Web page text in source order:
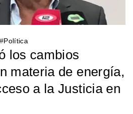
#Política
los cambios
materia de energía,
a la Justicia en